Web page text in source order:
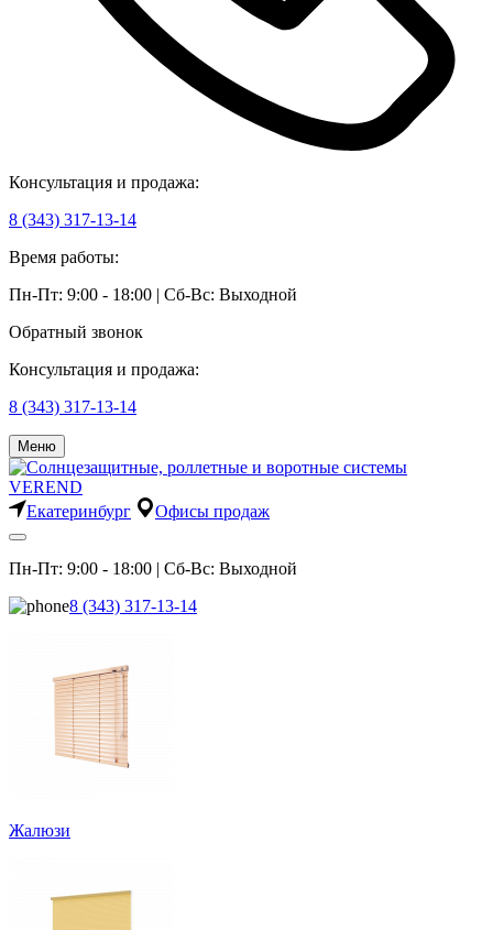
Консультация и продажа:
8 (343) 317-13-14
Время работы:
Пн-Пт: 9:00 - 18:00 | Сб-Вс: Выходной
Обратный звонок
Консультация и продажа:
8 (343) 317-13-14
Меню
Екатеринбург Офисы продаж
Пн-Пт: 9:00 - 18:00 | Сб-Вс: Выходной
8 (343) 317-13-14
Жалюзи